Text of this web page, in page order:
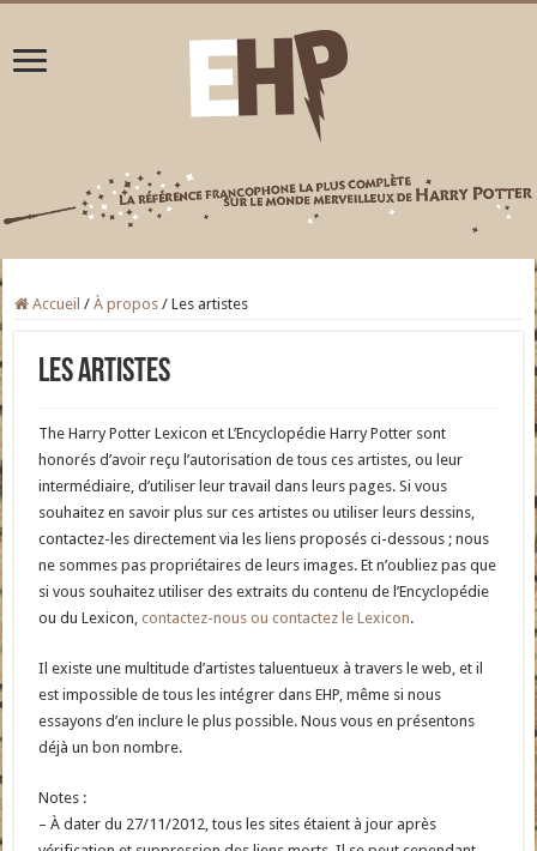
Accueil / À propos / Les artistes
Les artistes
The Harry Potter Lexicon et L’Encyclopédie Harry Potter sont
honorés d’avoir reçu l’autorisation de tous ces artistes, ou leur
intermédiaire, d’utiliser leur travail dans leurs pages. Si vous
souhaitez en savoir plus sur ces artistes ou utiliser leurs dessins,
contactez-les directement via les liens proposés ci-dessous ; nous
ne sommes pas propriétaires de leurs images. Et n’oubliez pas que
si vous souhaitez utiliser des extraits du contenu de l’Encyclopédie
ou du Lexicon,contactez-nous ou contactez le Lexicon.
Il existe une multitude d’artistes taluentueux à travers le web, et il
est impossible de tous les intégrer dans EHP, même si nous
essayons d’en inclure le plus possible. Nous vous en présentons
déjà un bon nombre.
Notes :
– À dater du 27/11/2012, tous les sites étaient à jour après